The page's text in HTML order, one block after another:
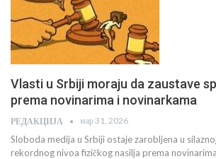
Vlasti u Srbiji moraju da zaustave
prema novinarima i novinarkama
РЕДАКЦИЈА мар 31, 2026
Sloboda medija u Srbiji ostaje zarobljena u
rekordnog nivoa fizičkog nasilja prema